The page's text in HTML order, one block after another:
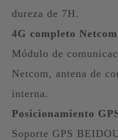
dureza de 7H.
4G completo Netcom
Módulo de
Netcom, antena de
interna.
Posicionamiento
Soporte GPS